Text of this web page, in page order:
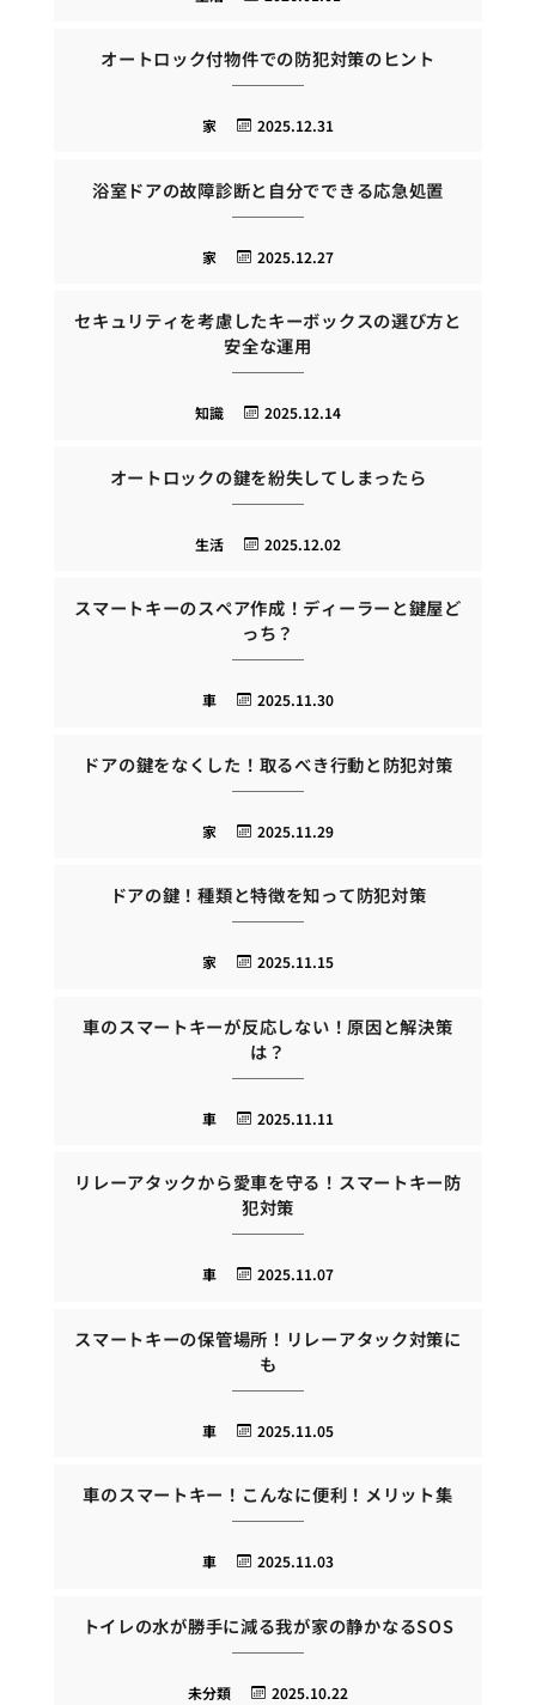
オートロック付物件での防犯対策のヒント
2025.12.31
家
浴室ドアの故障診断と自分でできる応急処置
2025.12.27
家
セキュリティを考慮したキーボックスの選び方と
安全な運用
2025.12.14
知識
オートロックの鍵を紛失してしまったら
2025.12.02
生活
スマートキーのスペア作成！ディーラーと鍵屋ど
っち？
2025.11.30
車
ドアの鍵をなくした！取るべき行動と防犯対策
2025.11.29
家
ドアの鍵！種類と特徴を知って防犯対策
2025.11.15
家
車のスマートキーが反応しない！原因と解決策
は？
2025.11.11
車
リレーアタックから愛車を守る！スマートキー防
犯対策
2025.11.07
車
スマートキーの保管場所！リレーアタック対策に
も
2025.11.05
車
車のスマートキー！こんなに便利！メリット集
2025.11.03
車
トイレの水が勝手に減る我が家の静かなるSOS
2025.10.22
未分類